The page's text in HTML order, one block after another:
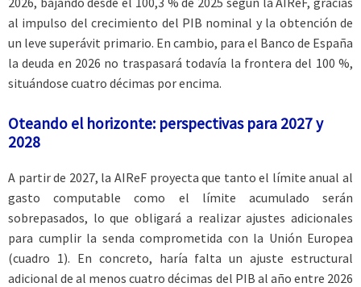
al impulso del crecimiento del PIB nominal y la obtención de
un leve superávit primario. En cambio, para el Banco de España
la deuda en 2026 no traspasará todavía la frontera del 100 %,
situándose cuatro décimas por encima.
Oteando el horizonte: perspectivas para 2027 y
2028
A partir de 2027, la AIReF proyecta que tanto el límite anual al
gasto computable como el límite acumulado serán
sobrepasados, lo que obligará a realizar ajustes adicionales
para cumplir la senda comprometida con la Unión Europea
(cuadro 1). En concreto, haría falta un ajuste estructural
adicional de al menos cuatro décimas del PIB al año entre 2026